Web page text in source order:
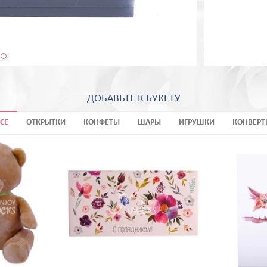
ДОБАВЬТЕ К БУКЕТУ
ОТКРЫТКИ КОНФЕТЫ ШАРЫ ИГРУШКИ